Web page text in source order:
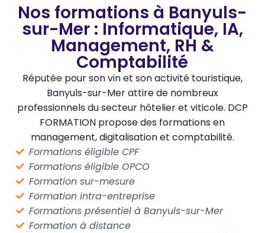
Nos formations à Banyuls-
sur-Mer : Informatique, IA,
Management, RH &
Comptabilité
Réputée pour son vin et son activité touristique,
Banyuls-sur-Mer attire de nombreux
professionnels du secteur hôtelier et viticole. DCP
FORMATION propose des formations en
management, digitalisation et comptabilité.
Formations éligible CPF
Formations éligible OPCO
Formation sur-mesure
Formation intra-entreprise
Formations présentiel à Banyuls-sur-Mer
Formation à distance